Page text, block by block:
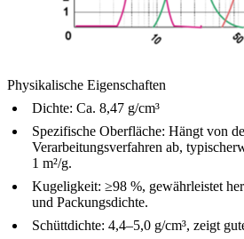
Physikalische Eigenschaften
Dichte: Ca. 8,47 g/cm³
Spezifische Oberfläche: Hängt von
Verarbeitungsverfahren ab,
1 m²/g.
Kugeligkeit: ≥98 %, gewährleistet
und Packungsdichte.
Schüttdichte: 4,4–5,0 g/cm³, zeigt